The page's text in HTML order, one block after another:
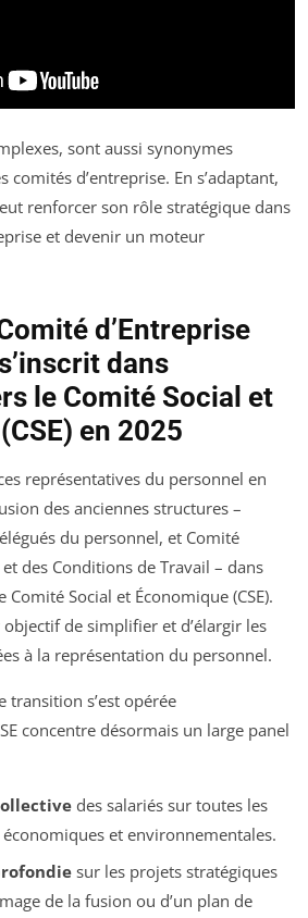
sont aussi synonymes
comités d’entreprise. En s’adaptant,
renforcer son rôle stratégique dans
et devenir un moteur
d’Entreprise
dans
le Comité Social et
en 2025
représentatives du personnel en
des anciennes structures –
du personnel, et Comité
et des Conditions de Travail – dans
Social et Économique (CSE).
de simplifier et d’élargir les
à la représentation du personnel.
transition s’est opérée
concentre désormais un large panel
des salariés sur toutes les
et environnementales.
sur les projets stratégiques
de la fusion ou d’un plan de